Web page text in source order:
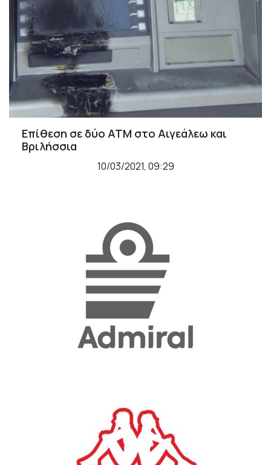
Επίθεση σε δύο ΑΤΜ στο Αιγεάλεω και
Βριλήσσια
10/03/2021, 09:29